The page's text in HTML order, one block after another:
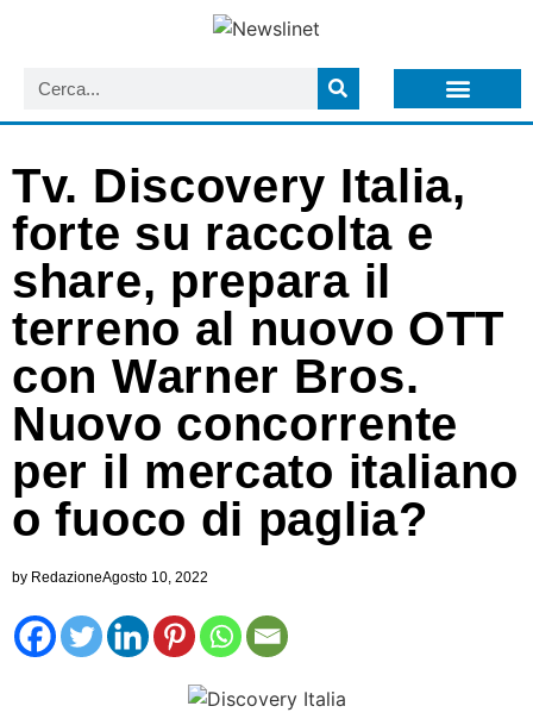
Tv. Discovery Italia,
forte su raccolta e
share, prepara il
terreno al nuovo OTT
con Warner Bros.
Nuovo concorrente
per il mercato italiano
o fuoco di paglia?
by RedazioneAgosto 10, 2022